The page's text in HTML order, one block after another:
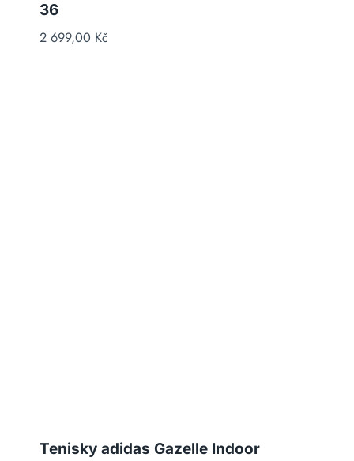
36
2 699,00 Kč
Tenisky adidas Gazelle Indoor